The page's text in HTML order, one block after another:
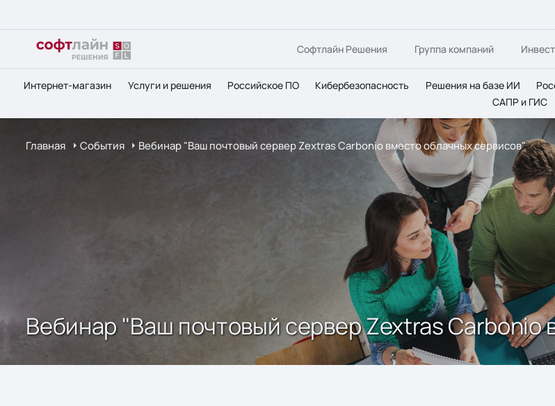
Софтлайн Решения Группа компаний
Интернет-магазин Услуги и решения Российское ПО Кибербезопасность Решения на базе ИИ
САПР и ГИС
Главная События Вебинар "Ваш почтовый сервер Zextras Carbonio вместо облачных сервисов"
Вебинар "Ваш почтовый сервер Zextras Carbonio